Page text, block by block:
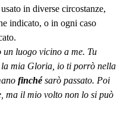
in diverse circostanze,
indicato, o in ogni caso
luogo vicino a me. Tu
mia Gloria, io ti porrò nella
finchésarò passato. Poi
ma il mio volto non lo si può